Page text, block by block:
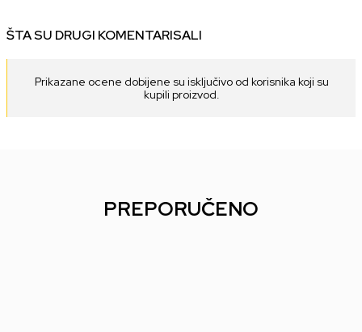
ŠTA SU DRUGI KOMENTARISALI
Prikazane ocene dobijene su isključivo od korisnika koji su
kupili proizvod.
PREPORUČENO